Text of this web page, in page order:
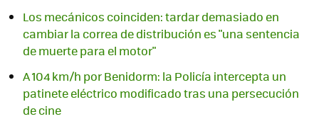
Los mecánicos coinciden: tardar demasiado en
cambiar la correa de distribución es "una sentencia
de muerte para el motor"
A 104 km/h por Benidorm: la Policía intercepta un
patinete eléctrico modificado tras una persecución
de cine